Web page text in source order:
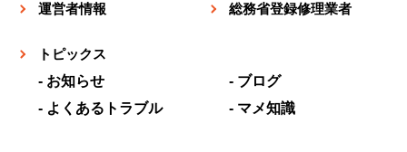
運営者情報
総務省登録修理業者
トピックス
お知らせ
ブログ
よくあるトラブル
マメ知識